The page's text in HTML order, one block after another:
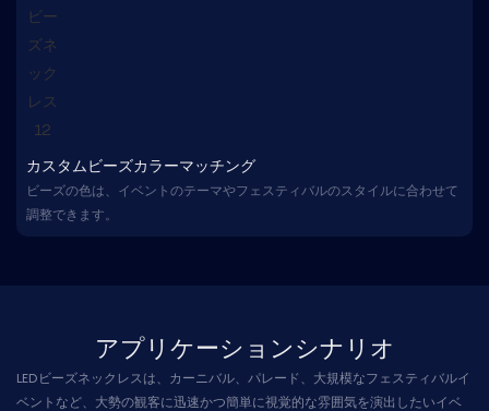
カスタムビーズカラーマッチング
ビーズの色は、イベントのテーマやフェスティバルのスタイルに合わせて
調整できます。
アプリケーションシナリオ
LEDビーズネックレスは、カーニバル、パレード、大規模なフェスティバルイ
ベントなど、大勢の観客に迅速かつ簡単に視覚的な雰囲気を演出したいイベ